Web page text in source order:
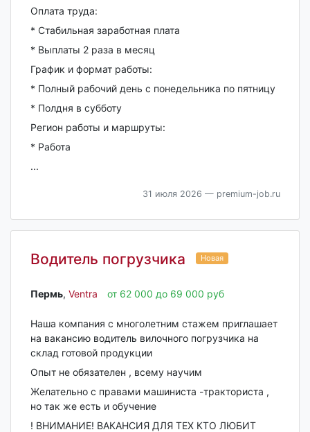
Оплата труда:
* Стабильная заработная плата
* Выплаты 2 раза в месяц
График и формат работы:
* Полный рабочий день с понедельника по пятницу
* Полдня в субботу
Регион работы и маршруты:
* Работа
...
31 июля 2026 — premium-job.ru
Водитель погрузчика Новая
Пермь‎, Ventra от 62 000 до 69 000 руб
Наша компания с многолетним стажем приглашает
на вакансию водитель вилочного погрузчика на
склад готовой продукции
Опыт не обязателен , всему научим
Желательно с правами машиниста -тракториста ,
но так же есть и обучение
! ВНИМАНИЕ! ВАКАНСИЯ ДЛЯ ТЕХ КТО ЛЮБИТ